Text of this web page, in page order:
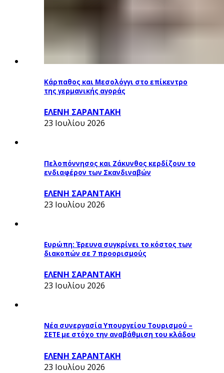
Κάρπαθος και Μεσολόγγι στο επίκεντρο
της γερμανικής αγοράς
ΕΛΕΝΗ ΣΑΡΑΝΤΑΚΗ
23 Ιουλίου 2026
Πελοπόννησος και Ζάκυνθος κερδίζουν το
ενδιαφέρον των Σκανδιναβών
ΕΛΕΝΗ ΣΑΡΑΝΤΑΚΗ
23 Ιουλίου 2026
Ευρώπη: Έρευνα συγκρίνει το κόστος των
διακοπών σε 7 προορισμούς
ΕΛΕΝΗ ΣΑΡΑΝΤΑΚΗ
23 Ιουλίου 2026
Νέα συνεργασία Υπουργείου Τουρισμού –
ΣΕΤΕ με στόχο την αναβάθμιση του κλάδου
ΕΛΕΝΗ ΣΑΡΑΝΤΑΚΗ
23 Ιουλίου 2026